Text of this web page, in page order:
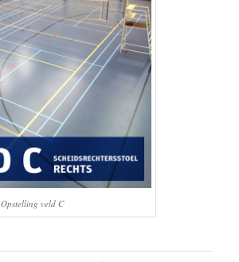
Opstelling veld C